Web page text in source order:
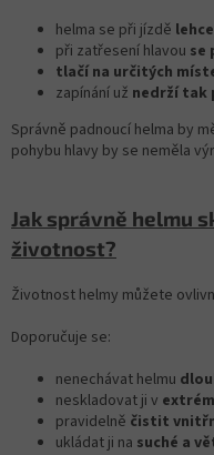
helma se při jízdě
při zatřesení hlavou se
tlačí na určitých
zapínání už nedrží tak
Správně padnoucí helma by
pohybu hlavy by se neměla
Jak správně helmu
životnost?
Životnost helmy můžete
Doporučuje se:
nenechávat helmu
neskladovat ji v
pravidelně čistit
ukládat ji na suché a